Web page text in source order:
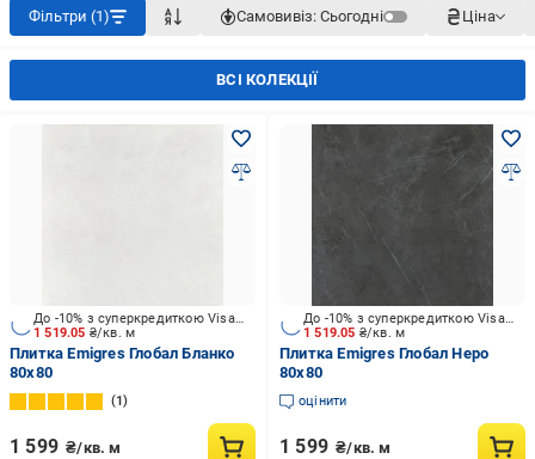
Фільтри (1) Самовивіз: Сьогодні Ціна
ВСІ КОЛЕКЦІЇ
1 519.05 ₴/кв. м
До -10% з суперкредиткою Visa Вигода
Плитка Emigres Глобал Бланко
80x80
1
1 599 ₴/кв. м
1 519.05 ₴/кв. м
До -10% з суперкредиткою Visa Вигода
Плитка Emigres Глобал Неро
80x80
оцінити
1 599 ₴/кв. м